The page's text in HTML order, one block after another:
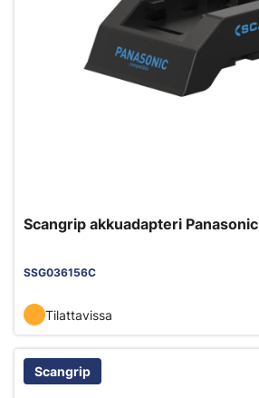
Scangrip akkuadapteri Panasonic
SSG036156C
Tilattavissa
Scangrip